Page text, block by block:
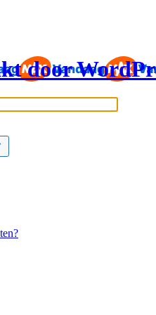
door